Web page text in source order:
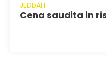
JEDDAH
Cena saudita in